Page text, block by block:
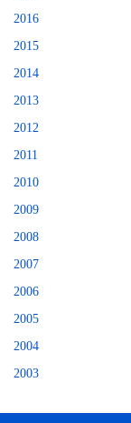
2016
2015
2014
2013
2012
2011
2010
2009
2008
2007
2006
2005
2004
2003